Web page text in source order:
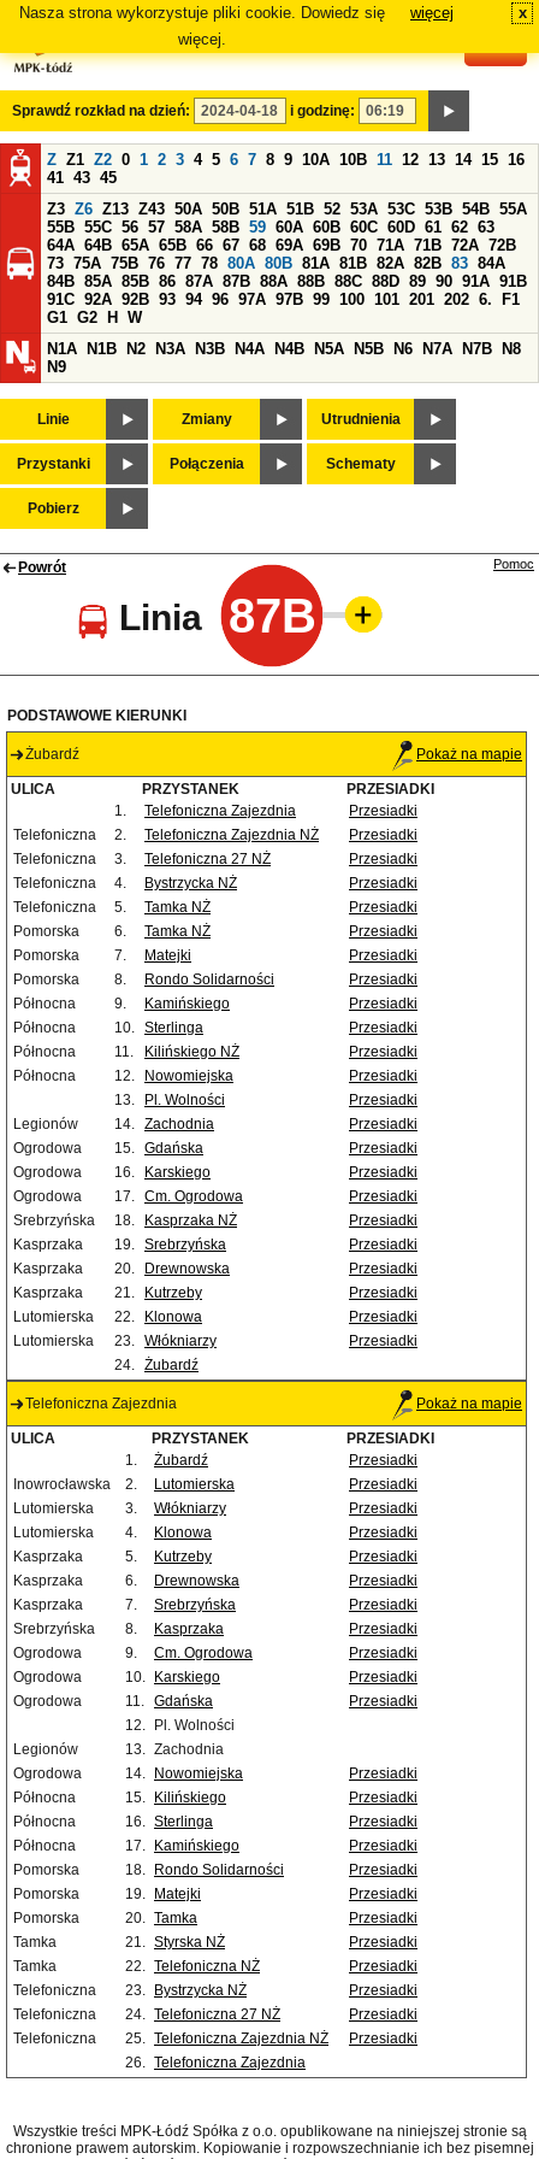
Nasza strona wykorzystuje pliki cookie. Dowiedz się
więcej.
więcej x
Sprawdź rozkład na dzień: i godzinę:
Z Z1 Z2 0 1 2 3 4 5 6 7 8 9 10A 10B 11 12 13 14 15 16
41 43 45
Z3 Z6 Z13 Z43 50A 50B 51A 51B 52 53A 53C 53B 54B 55A
55B 55C 56 57 58A 58B 59 60A 60B 60C 60D 61 62 63
64A 64B 65A 65B 66 67 68 69A 69B 70 71A 71B 72A 72B
73 75A 75B 76 77 78 80A 80B 81A 81B 82A 82B 83 84A
84B 85A 85B 86 87A 87B 88A 88B 88C 88D 89 90 91A 91B
91C 92A 92B 93 94 96 97A 97B 99 100 101 201 202 6.
F1
G1 G2 H
W
N1A
N1B N2 N3A N3B N4A N4B N5A N5B N6 N7A N7B
N8
N9
Linie Zmiany Utrudnienia
Przystanki Połączenia Schematy
Pobierz
Powrót
Linia 87B
Pomoc
PODSTAWOWE KIERUNKI
Żubardź Pokaż na mapie
ULICA PRZYSTANEK
PRZESIADKI
1.
Telefoniczna Zajezdnia
Przesiadki
Telefoniczna
2. Telefoniczna Zajezdnia NŻ
Przesiadki
Telefoniczna
3. Telefoniczna 27 NŻ
Przesiadki
Telefoniczna
4. Bystrzycka NŻ
Przesiadki
Telefoniczna
5. Tamka NŻ
Przesiadki
Pomorska
6. Tamka NŻ
Przesiadki
Pomorska
7. Matejki
Przesiadki
Pomorska
8. Rondo Solidarności
Przesiadki
Północna
9. Kamińskiego
Przesiadki
Północna
10. Sterlinga
Przesiadki
Północna
11. Kilińskiego NŻ
Przesiadki
Północna
12. Nowomiejska
Przesiadki
13.
Pl. Wolności
Przesiadki
Legionów
14. Zachodnia
Przesiadki
Ogrodowa
15. Gdańska
Przesiadki
Ogrodowa
16. Karskiego
Przesiadki
Ogrodowa
17. Cm. Ogrodowa
Przesiadki
Srebrzyńska
18. Kasprzaka NŻ
Przesiadki
Kasprzaka
19. Srebrzyńska
Przesiadki
Kasprzaka
20. Drewnowska
Przesiadki
Kasprzaka
21. Kutrzeby
Przesiadki
Lutomierska
22. Klonowa
Przesiadki
Lutomierska
23. Włókniarzy
Przesiadki
24. Żubardź
Telefoniczna Zajezdnia Pokaż na mapie
ULICA PRZYSTANEK
PRZESIADKI
1.
Żubardź
Przesiadki
Inowrocławska
2. Lutomierska
Przesiadki
Lutomierska
3. Włókniarzy
Przesiadki
Lutomierska
4. Klonowa
Przesiadki
Kasprzaka
5. Kutrzeby
Przesiadki
Kasprzaka
6. Drewnowska
Przesiadki
Kasprzaka
7. Srebrzyńska
Przesiadki
Srebrzyńska
8. Kasprzaka
Przesiadki
Ogrodowa
9. Cm. Ogrodowa
Przesiadki
Ogrodowa
10. Karskiego
Przesiadki
Ogrodowa
11. Gdańska
Przesiadki
12.
Pl. Wolności
Legionów
13. Zachodnia
Ogrodowa
14. Nowomiejska
Przesiadki
Północna
15. Kilińskiego
Przesiadki
Północna
16. Sterlinga
Przesiadki
Północna
17. Kamińskiego
Przesiadki
Pomorska
18. Rondo Solidarności
Przesiadki
Pomorska
19. Matejki
Przesiadki
Pomorska
20. Tamka
Przesiadki
Tamka
21. Styrska NŻ
Przesiadki
Tamka
22. Telefoniczna NŻ
Przesiadki
Telefoniczna
23. Bystrzycka NŻ
Przesiadki
Telefoniczna
24. Telefoniczna 27 NŻ
Przesiadki
Telefoniczna
25. Telefoniczna Zajezdnia NŻ
Przesiadki
26. Telefoniczna Zajezdnia
Wszystkie treści MPK-Łódź Spółka z o.o. opublikowane na niniejszej stronie są
chronione prawem autorskim. Kopiowanie i rozpowszechnianie ich bez pisemnej